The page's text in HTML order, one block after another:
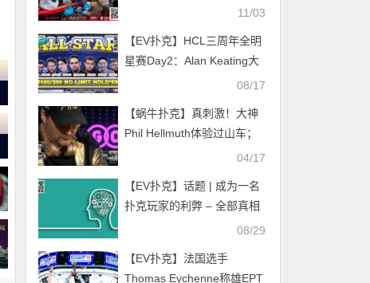
赛八强决出！WPT主赛A组
赛首冠！
11/03
【EV扑克】HCL三周年全明
星赛Day2：Alan Keating大
获全胜 Allin姐损失惨重08/17
【蜗牛扑克】真刺激！大神
Phil Hellmuth体验过山车；
吊打全场！大神谈轩展示最
04/17
【EV扑克】话题 | 成为一名
扑克玩家的利弊 – 全部真相
08/29
【EV扑克】法国选手
Thomas Eychenne称雄EPT